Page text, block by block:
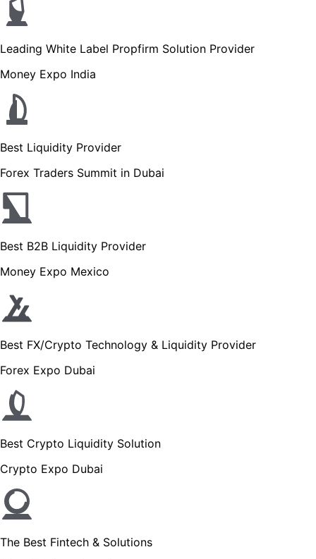
Leading White Label Propfirm Solution Provider
Money Expo India
Best Liquidity Provider
Forex Traders Summit in Dubai
Best B2B Liquidity Provider
Money Expo Mexico
Best FX/Crypto Technology & Liquidity Provider
Forex Expo Dubai
Best Crypto Liquidity Solution
Crypto Expo Dubai
The Best Fintech & Solutions